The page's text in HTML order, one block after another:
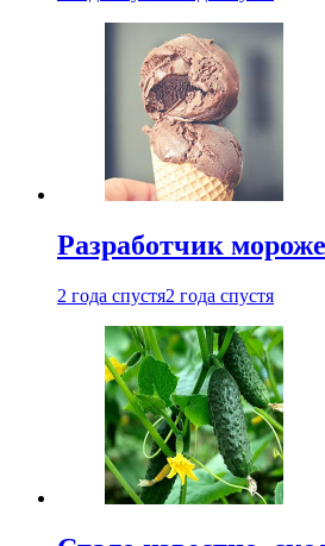
Разработчик
2 года спустя2 года спустя